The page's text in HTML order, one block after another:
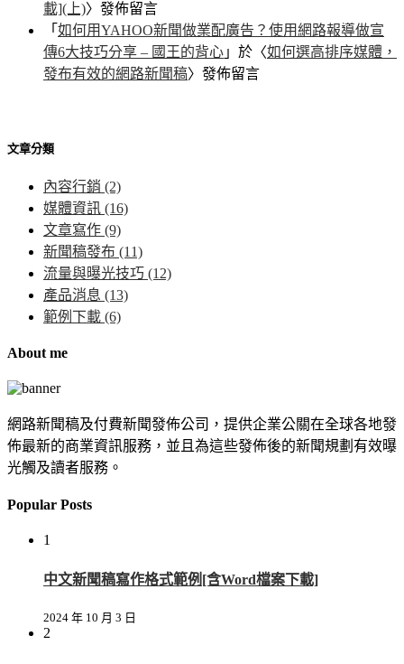
載](上)〉發佈留言
「 如何用YAHOO新聞做業配廣告？使用網路報導做宣
傳6大技巧分享 – 國王的背心 」於〈如何選高排序媒體，
發布有效的網路新聞稿〉發佈留言
文章分類
內容行銷 (2)
媒體資訊 (16)
文章寫作 (9)
新聞稿發布 (11)
流量與曝光技巧 (12)
產品消息 (13)
範例下載 (6)
About me
網路新聞稿及付費新聞發佈公司，提供企業公關在全球各地發
佈最新的商業資訊服務，並且為這些發佈後的新聞規劃有效曝
光觸及讀者服務。
Popular Posts
1
中文新聞稿寫作格式範例[含Word檔案下載]
2024 年 10 月 3 日
2